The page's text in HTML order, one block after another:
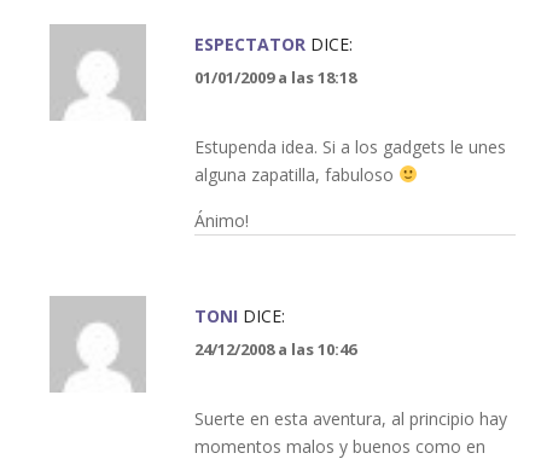
ESPECTATOR DICE:
01/01/2009 a las 18:18
Estupenda idea. Si a los gadgets le unes
alguna zapatilla, fabuloso
Ánimo!
TONI DICE:
24/12/2008 a las 10:46
Suerte en esta aventura, al principio hay
momentos malos y buenos como en